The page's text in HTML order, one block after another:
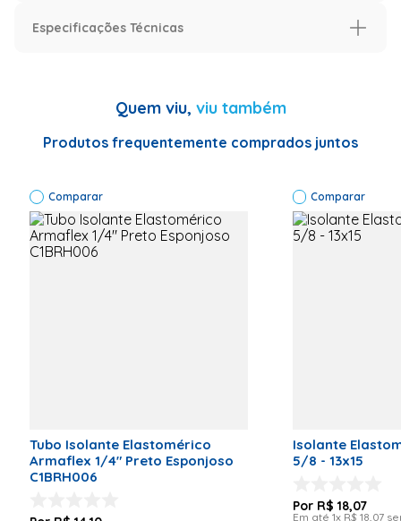
Especificações Técnicas
fabricante:
13X38
Isolante
Térmico
Cor : Preto
Quem viu, viu também
Produtos frequentemente comprados juntos
Comparar
Tubo Isolante Elastomérico
Armaflex 1/4" Preto Esponjoso
C1BRH006
Comparar
Isolante
5/8 - 13x15
R$ 18,07
Em até 1x R$ 18 07